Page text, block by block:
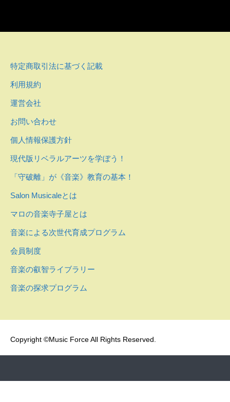
特定商取引法に基づく記載
利用規約
運営会社
お問い合わせ
個人情報保護方針
現代版リベラルアーツを学ぼう！
「守破離」が《音楽》教育の基本！
Salon Musicaleとは
マロの音楽寺子屋とは
音楽による次世代育成プログラム
会員制度
音楽の叡智ライブラリー
音楽の探求プログラム
Copyright ©Music Force All Rights Reserved.